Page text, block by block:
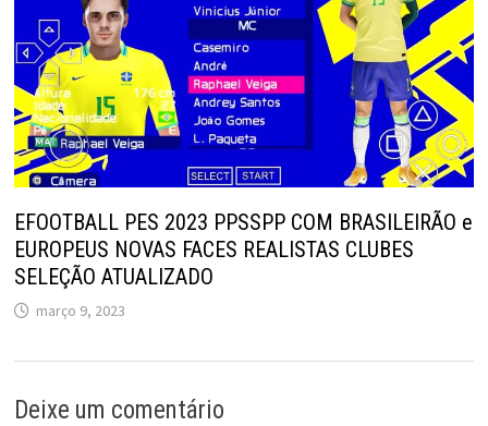
EFOOTBALL PES 2023 PPSSPP COM BRASILEIRÃO e
EUROPEUS NOVAS FACES REALISTAS CLUBES
SELEÇÃO ATUALIZADO
março 9, 2023
Deixe um comentário